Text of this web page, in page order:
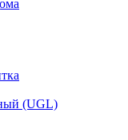
(UGL)